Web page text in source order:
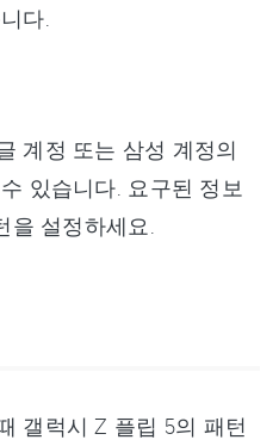
다.
계정 또는 삼성 계정의
있습니다. 요구된 정보
설정하세요.
갤럭시 Z 플립 5의 패턴